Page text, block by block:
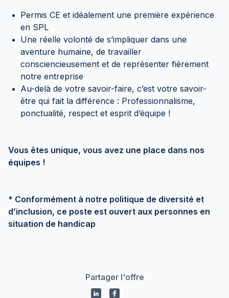
Permis CE et idéalement une première expérience
en SPL
Une réelle volonté de s’impliquer dans une
aventure humaine, de travailler
consciencieusement et de représenter fièrement
notre entreprise
Au-delà de votre savoir-faire, c’est votre savoir-
être qui fait la différence : Professionnalisme,
ponctualité, respect et esprit d’équipe !
Vous êtes unique, vous avez une place dans nos
équipes !
* Conformément à notre politique de diversité et
d’inclusion, ce poste est ouvert aux personnes en
situation de handicap
Partager l'offre